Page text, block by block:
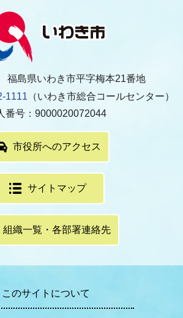
島県いわき市平字梅本21番地
1111 （いわき市総合コールセンター）
番号：9000020072044
市役所へのアクセス
サイトマップ
組織一覧・各部署連絡先
このサイトについて